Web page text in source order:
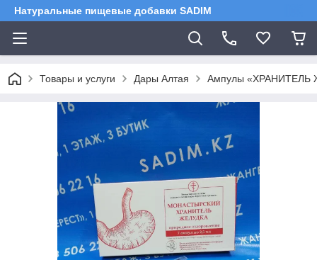
Натуральные пищевые добавки SADIM
Товары и услуги Дары Алтая Ампулы «ХРАНИТЕЛЬ